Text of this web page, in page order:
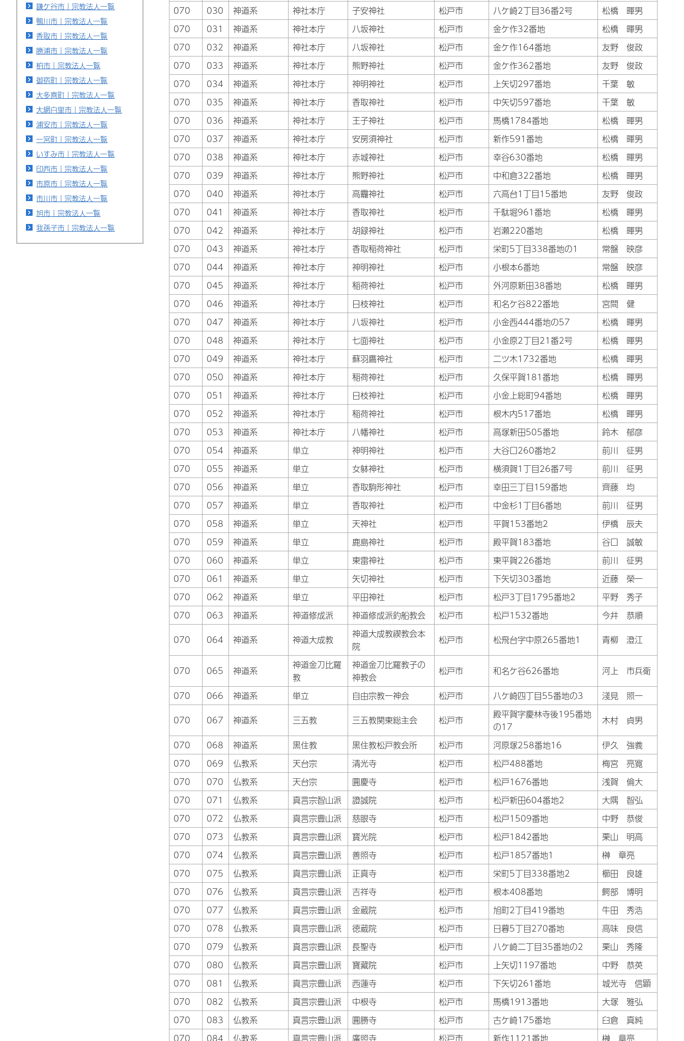
鎌ケ谷市｜宗教法人一覧
鴨川市｜宗教法人一覧
香取市｜宗教法人一覧
勝浦市｜宗教法人一覧
柏市｜宗教法人一覧
御宿町｜宗教法人一覧
大多喜町｜宗教法人一覧
大網白里市｜宗教法人一覧
浦安市｜宗教法人一覧
一宮町｜宗教法人一覧
いすみ市｜宗教法人一覧
印西市｜宗教法人一覧
市原市｜宗教法人一覧
市川市｜宗教法人一覧
旭市｜宗教法人一覧
我孫子市｜宗教法人一覧
070
030 神道系 神社本庁 子安神社 松戸市 八ケ崎2丁目36番2号
松橋 暉男
070
031 神道系 神社本庁 八坂神社 松戸市 金ケ作32番地
松橋 暉男
070
032 神道系 神社本庁 八坂神社 松戸市 金ケ作164番地
友野 俊政
070
033 神道系 神社本庁 熊野神社 松戸市 金ケ作362番地
友野 俊政
070
034 神道系 神社本庁 神明神社 松戸市 上矢切297番地
千葉 敏
070
035 神道系 神社本庁 香取神社 松戸市 中矢切597番地
千葉 敏
070
036 神道系 神社本庁 王子神社 松戸市 馬橋1784番地
松橋 暉男
070
037 神道系 神社本庁 安房須神社 松戸市 新作591番地
松橋 暉男
070
038 神道系 神社本庁 赤城神社 松戸市 幸谷630番地
松橋 暉男
070
039 神道系 神社本庁 熊野神社 松戸市 中和倉322番地
松橋 暉男
070
040 神道系 神社本庁 高龗神社 松戸市 六高台1丁目15番地
友野 俊政
070
041 神道系 神社本庁 香取神社 松戸市 千駄堀961番地
松橋 暉男
070
042 神道系 神社本庁 胡録神社 松戸市 岩瀬220番地
松橋 暉男
070
043 神道系 神社本庁 香取稲荷神社 松戸市 栄町5丁目338番地の1
常盤 映彦
070
044 神道系 神社本庁 神明神社 松戸市 小根本6番地
常盤 映彦
070
045 神道系 神社本庁 稲荷神社 松戸市 外河原新田38番地
松橋 暉男
070
046 神道系 神社本庁 日枝神社 松戸市 和名ケ谷822番地
宮間 健
070
047 神道系 神社本庁 八坂神社 松戸市 小金西444番地の57
松橋 暉男
070
048 神道系 神社本庁 七面神社 松戸市 小金原2丁目21番2号
松橋 暉男
070
049 神道系 神社本庁 蘇羽鷹神社 松戸市 二ツ木1732番地
松橋 暉男
070
050 神道系 神社本庁 稲荷神社 松戸市 久保平賀181番地
松橋 暉男
070
051 神道系 神社本庁 日枝神社 松戸市 小金上総町94番地
松橋 暉男
070
052 神道系 神社本庁 稲荷神社 松戸市 根木内517番地
松橋 暉男
070
053 神道系 神社本庁 八幡神社 松戸市 高塚新田505番地
鈴木 郁彦
070
054 神道系 単立 神明神社 松戸市 大谷口260番地2
前川 征男
070
055 神道系 単立 女躰神社 松戸市 横須賀1丁目26番7号
前川 征男
070
056 神道系 単立 香取駒形神社 松戸市 幸田三丁目159番地
齊藤 均
070
057 神道系 単立 香取神社 松戸市 中金杉1丁目6番地
前川 征男
070
058 神道系 単立 天神社 松戸市 平賀153番地2
伊橋 辰夫
070
059 神道系 単立 鹿島神社 松戸市 殿平賀183番地
谷口 誠敏
070
060 神道系 単立 東雷神社 松戸市 東平賀226番地
前川 征男
070
061 神道系 単立 矢切神社 松戸市 下矢切303番地
近藤 榮一
070
062 神道系 単立 平田神社 松戸市 松戸3丁目1795番地2
平野 秀子
070
063 神道系 神道修成派 神道修成派釣船教会 松戸市 松戸1532番地
今井 恭順
070
064 神道系 神道大成教
神道大成教禊教会本
院
松戸市 松飛台字中原265番地1 青柳 澄江
070 065 神道系
神道金刀比羅
教
神道金刀比羅教子の
神教会
松戸市 和名ケ谷626番地
河上 市兵衛
070
066 神道系 単立 自由宗教一神会 松戸市 八ケ崎四丁目55番地の3
淺見 照一
070
067 神道系 三五教 三五教関東総主会 松戸市
殿平賀字慶林寺後195番地
の17
木村 貞男
070
068 神道系 黒住教 黒住教松戸教会所 松戸市 河原塚258番地16
伊久 強義
070
069 仏教系 天台宗 清光寺 松戸市 松戸488番地
梅宮 亮寛
070
070 仏教系 天台宗 圓慶寺 松戸市 松戸1676番地
浅賀 倫大
070
071 仏教系 真言宗智山派 證誠院 松戸市 松戸新田604番地2
大隅 智弘
070
072 仏教系 真言宗豊山派 慈眼寺 松戸市 松戸1509番地
中野 恭俊
070
073 仏教系 真言宗豊山派 寳光院 松戸市 松戸1842番地
栗山 明高
070
074 仏教系 真言宗豊山派 善照寺 松戸市 松戸1857番地1
榊󠄀 章亮
070
075 仏教系 真言宗豊山派 正真寺 松戸市 栄町5丁目338番地2
櫛田 良雄
070
076 仏教系 真言宗豊山派 吉祥寺 松戸市 根本408番地
鰐部 博明
070
077 仏教系 真言宗豊山派 金蔵院 松戸市 旭町2丁目419番地
牛田 秀浩
070
078 仏教系 真言宗豊山派 徳蔵院 松戸市 日暮5丁目270番地
高味 良信
070
079 仏教系 真言宗豊山派 長聖寺 松戸市 八ケ崎二丁目35番地の2
栗山 秀隆
070
080 仏教系 真言宗豊山派 寶藏院 松戸市 上矢切1197番地
中野 恭英
070
081 仏教系 真言宗豊山派 西蓮寺 松戸市 下矢切261番地
城光寺 信顕
070
082 仏教系 真言宗豊山派 中根寺 松戸市 馬橋1913番地
大塚 雅弘
070
083 仏教系 真言宗豊山派 圓勝寺 松戸市 古ケ崎175番地
臼倉 真純
070
084 仏教系 真言宗豊山派 廣照寺 松戸市 新作1121番地 榊󠄀 章亮